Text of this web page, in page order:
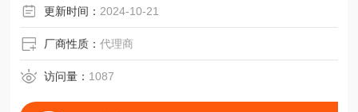
更新时间： 2024-10-21
厂商性质：代理商
访问量： 1087